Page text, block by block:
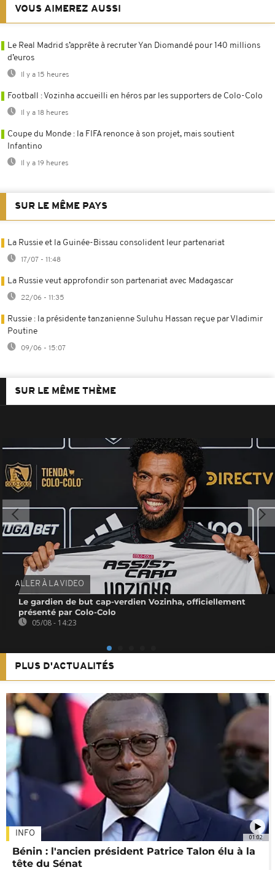
VOUS AIMEREZ AUSSI
Le Real Madrid s’apprête à recruter Yan Diomandé pour 140 millions
d’euros
Il y a 15 heures
Football : Vozinha accueilli en héros par les supporters de Colo-Colo
Il y a 18 heures
Coupe du Monde : la FIFA renonce à son projet, mais soutient
Infantino
Il y a 19 heures
SUR LE MÊME PAYS
La Russie et la Guinée-Bissau consolident leur partenariat
17/07 - 11:48
La Russie veut approfondir son partenariat avec Madagascar
22/06 - 11:35
Russie : la présidente tanzanienne Suluhu Hassan reçue par Vladimir
Poutine
09/06 - 15:07
SUR LE MÊME THÈME
ALLER À LA VIDEO
Le gardien de but cap-verdien Vozinha, officiellement
présenté par Colo-Colo
05/08 - 14:23
PLUS D'ACTUALITÉS
01:02
INFO
Bénin : l'ancien président Patrice Talon élu à la
tête du Sénat